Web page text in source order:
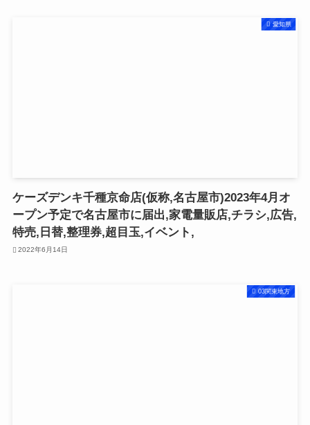
愛知県
ケーズデンキ千種京命店(仮称,名古屋市)2023年4月オ
ープン予定で名古屋市に届出,家電量販店,チラシ,広告,
特売,日替,整理券,超目玉,イベント,
2022年6月14日
03関東地方